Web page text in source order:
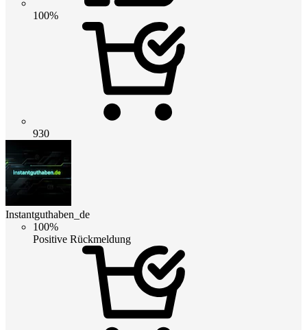
100%
930
Instantguthaben_de
100%
Positive Rückmeldung